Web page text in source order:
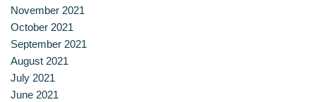
สาขาวิชาเทคโนโลยีการแปรรูปอาหาร
สาขาวิชาเทคโนโลยีอาหาร
สาขาวิชาโภชนาการและการประกอบอาหาร
November 2021
October 2021
September 2021
August 2021
July 2021
June 2021